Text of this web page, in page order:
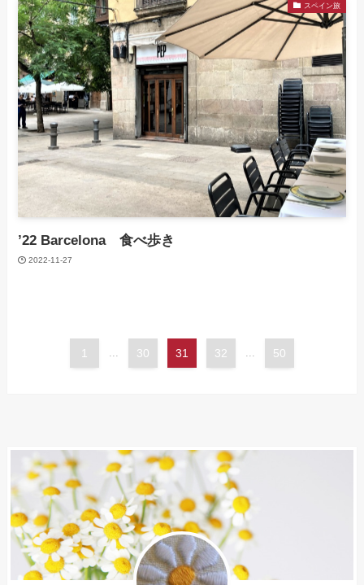
スペイン旅
’22 Barcelona 食べ歩き
2022-11-27
1 30 31 32 50